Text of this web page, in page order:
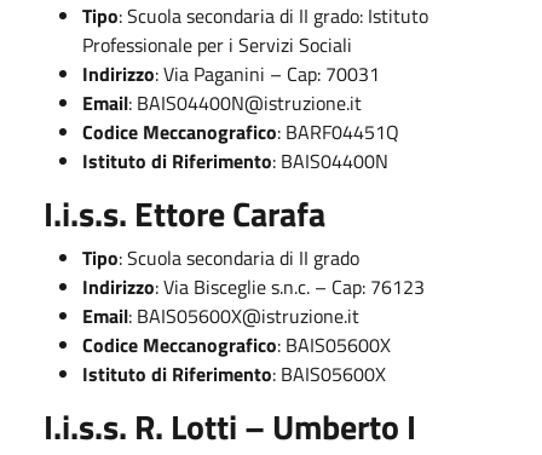
Tipo: Scuola secondaria di II grado: Istituto
Professionale per i Servizi Sociali
Indirizzo: Via Paganini – Cap: 70031
Email: BAIS04400N@istruzione.it
Codice Meccanografico: BARF04451Q
Istituto di Riferimento: BAIS04400N
I.i.s.s. Ettore Carafa
Tipo: Scuola secondaria di II grado
Indirizzo: Via Bisceglie s.n.c. – Cap: 76123
Email: BAIS05600X@istruzione.it
Codice Meccanografico: BAIS05600X
Istituto di Riferimento: BAIS05600X
I.i.s.s. R. Lotti – Umberto I